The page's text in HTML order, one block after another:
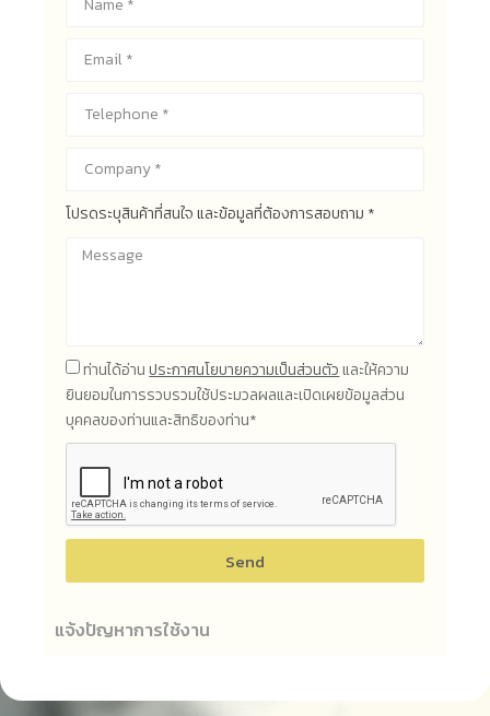
โปรดระบุสินค้าที่สนใจ และข้อมูลที่ต้องการสอบถาม *
ท่านได้อ่านประกาศนโยบายความเป็นส่วนตัวและให้ความ
ยินยอมในการรวบรวมใช้ประมวลผลและเปิดเผยข้อมูลส่วน
บุคคลของท่านและสิทธิของท่าน*
Send
แจ้งปัญหาการใช้งาน